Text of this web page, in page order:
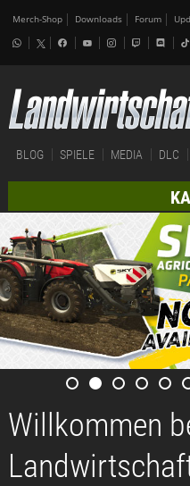
Merch-Shop Downloads Forum
BLOG SPIELE MEDIA DLC
Willkommen